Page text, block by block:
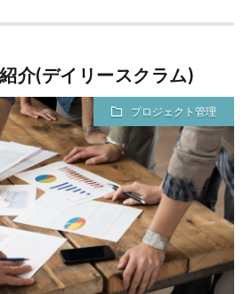
ポ
レ
ー
報
い
合
わ
介(デイリースクラム)
プロジェクト管理